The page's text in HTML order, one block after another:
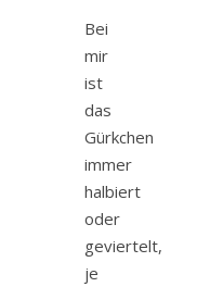
Bei
mir
ist
das
Gürkchen
immer
halbiert
oder
geviertelt,
je